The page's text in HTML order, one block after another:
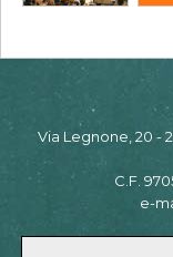
Via Legnone, 20 -
C.F.
e-